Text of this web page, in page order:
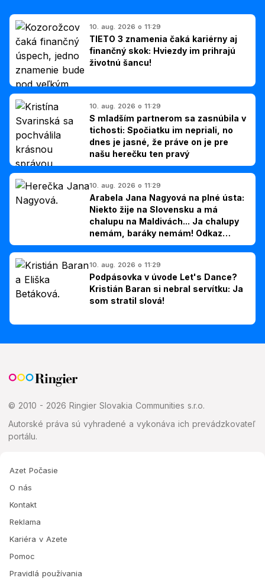
10. aug. 2026 o 11:29
TIETO 3 znamenia čaká kariérny aj
finančný skok: Hviezdy im prihrajú
životnú šancu!
10. aug. 2026 o 11:29
S mladším partnerom sa zasnúbila v
tichosti: Spočiatku im nepriali, no
dnes je jasné, že práve on je pre
našu herečku ten pravý
10. aug. 2026 o 11:29
Arabela Jana Nagyová na plné ústa:
Niekto žije na Slovensku a má
chalupu na Maldivách... Ja chalupy
nemám, baráky nemám! Odkaz
Slovákom
10. aug. 2026 o 11:29
Podpásovka v úvode Let's Dance?
Kristián Baran si nebral servítku: Ja
som stratil slová!
© 2010 - 2026 Ringier Slovakia Communities s.r.o.
Autorské práva sú vyhradené a vykonáva ich prevádzkovateľ
portálu.
Azet Počasie
O nás
Kontakt
Reklama
Kariéra v Azete
Pomoc
Pravidlá používania